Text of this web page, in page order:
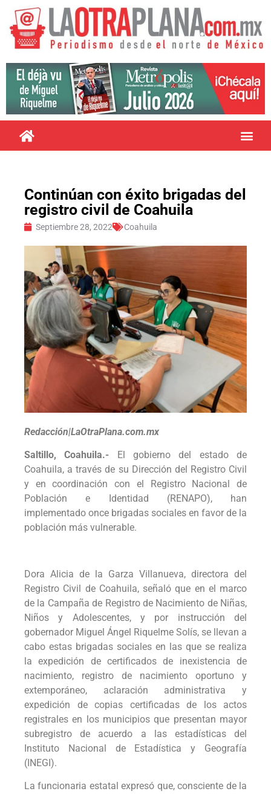
Continúan con éxito brigadas del
registro civil de Coahuila
Septiembre 28, 2022 Coahuila
Redacción|LaOtraPlana.com.mx
Saltillo, Coahuila.- El gobierno del estado de
Coahuila, a través de su Dirección del Registro Civil
y en coordinación con el Registro Nacional de
Población e Identidad (RENAPO), han
implementado once brigadas sociales en favor de la
población más vulnerable.
Dora Alicia de la Garza Villanueva, directora del
Registro Civil de Coahuila, señaló que en el marco
de la Campaña de Registro de Nacimiento de Niñas,
Niños y Adolescentes, y por instrucción del
gobernador Miguel Ángel Riquelme Solís, se llevan a
cabo estas brigadas sociales en las que se realiza
la expedición de certificados de inexistencia de
nacimiento, registro de nacimiento oportuno y
extemporáneo, aclaración administrativa y
expedición de copias certificadas de los actos
registrales en los municipios que presentan mayor
subregistro de acuerdo a las estadísticas del
Instituto Nacional de Estadística y Geografía
(INEGI).
La funcionaria estatal expresó que, consciente de la